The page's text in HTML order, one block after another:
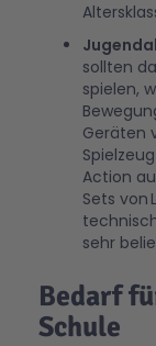
sollten
spielen,
Geräten
Action
Sets von
sehr
Bedarf
Schule